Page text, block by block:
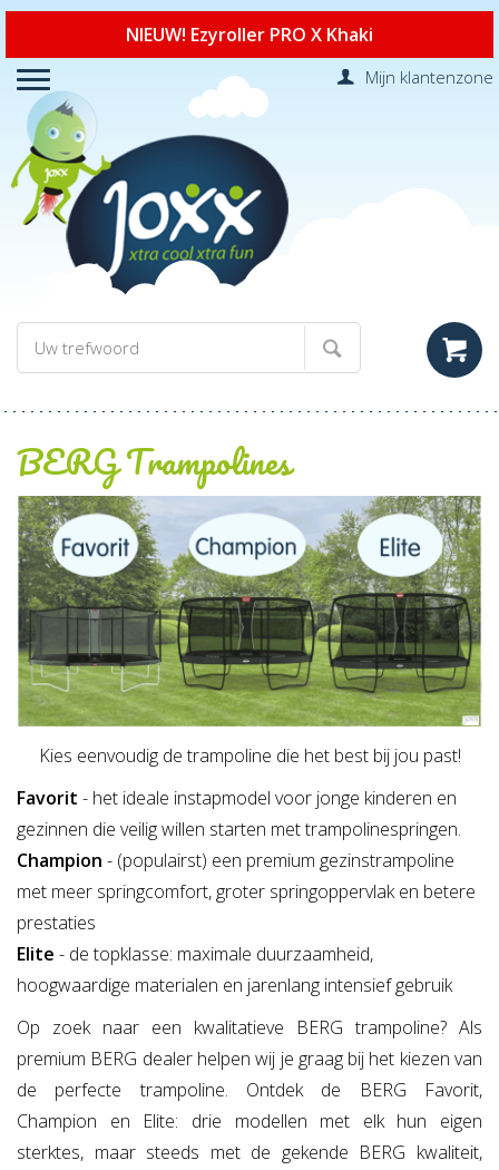
NIEUW! Ezyroller PRO X Khaki
Mijn klantenzone
BERG Trampolines
Kies eenvoudig de trampoline die het best bij jou past!
Favorit - het ideale instapmodel voor jonge kinderen en
gezinnen die veilig willen starten met trampolinespringen.
Champion - (populairst) een premium gezinstrampoline
met meer springcomfort, groter springoppervlak en betere
prestaties
Elite - de topklasse: maximale duurzaamheid,
hoogwaardige materialen en jarenlang intensief gebruik
Op zoek naar een kwalitatieve BERG trampoline? Als
premium BERG dealer helpen wij je graag bij het kiezen van
de perfecte trampoline. Ontdek de BERG Favorit,
Champion en Elite: drie modellen met elk hun eigen
sterktes, maar steeds met de gekende BERG kwaliteit,